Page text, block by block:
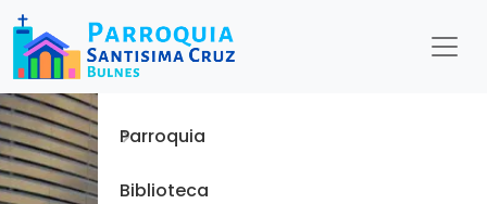
Menu
Inicio
Parroquia
Biblioteca